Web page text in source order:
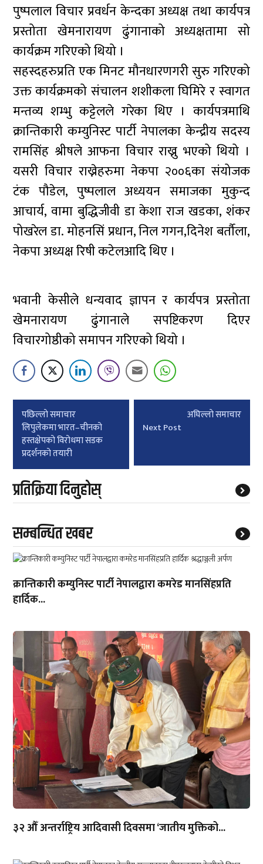
पुष्पलाल विचार प्रवर्धन केन्दका अध्यक्ष तथा कार्यपत्र
प्रस्तोता खेमनारायण ढुंगानाको अध्यक्षतामा सो
कार्यक्रम गरिएको थियो ।
सहस्दहरुप्रति एक मिनट मौनधारणगरी सुरु गरिएको
उक्त कार्यक्रमको संचालन शशीकला घिमिरे र स्वागत
मन्तव्य शम्भु कट्टेलले गरेका थिए । कार्यपत्रमाथि
क्रान्तिकारी कम्युनिस्ट पार्टी नेपालका केन्द्रीय सदस्य
रामसिंह श्रीषले आफना विचार राख्नु भएको थियो ।
यसरी विचार राख्नेहरुमा नेकपा २००६का संयोजक
टंक पौडेल, पुष्पलाल अध्ययन समाजका मुकुन्द
आचार्य, वामा बुद्धिजीवी डा केशा राज खडका, शंकर
पोखरेल डा. मोहनसिं प्रधान, निल गगन,दिनेश बर्तौला,
नेकपा अध्यक्ष रिषी कटेलआदि थिए ।
भवानी केसीले धन्यवाद ज्ञापन र कार्यपत्र प्रस्तोता
खेमनारायण ढुंगानाले सपष्टिकरण दिएर
विचारगोष्ठीको समापन गरिएको थियो ।
Post
navigation
पछिल्लाे समाचार
लिपुलेकमा भारत–चीनको
हस्तक्षेपको विरोधमा सडक
प्रदर्शनको तयारी
अघिल्लाे समाचार
Next Post
प्रतिक्रिया दिनुहोस्
सम्बन्धित खबर
क्रान्तिकारी कम्युनिस्ट पार्टी नेपालद्वारा कमरेड मानसिंहप्रति
हार्दिक...
३२ औँ अन्तर्राष्ट्रिय आदिवासी दिवसमा ‘जातीय मुक्तिको...